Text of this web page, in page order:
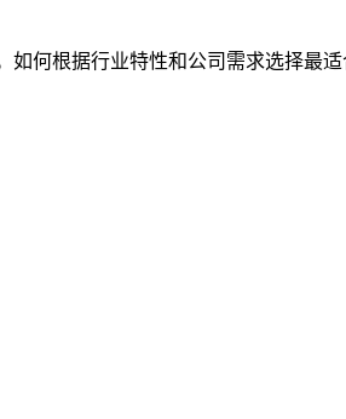
何根据行业特性和公司需求选择最